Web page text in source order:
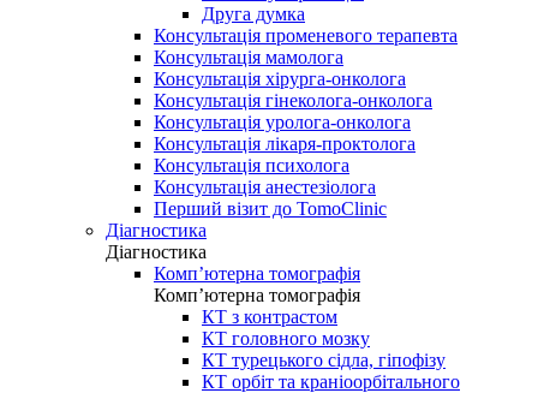
Друга думка
Консультація променевого терапевта
Консультація мамолога
Консультація хірурга-онколога
Консультація гінеколога-онколога
Консультація уролога-онколога
Консультація лікаря-проктолога
Консультація психолога
Консультація анестезіолога
Перший візит до TomoClinic
Діагностика
Діагностика
Комп’ютерна томографія
Комп’ютерна томографія
КТ з контрастом
КТ головного мозку
КТ турецького сідла, гіпофізу
КТ орбіт та краніоорбітального